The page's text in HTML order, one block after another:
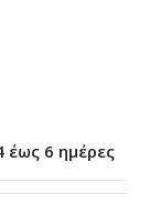
έως 6 ημέρες